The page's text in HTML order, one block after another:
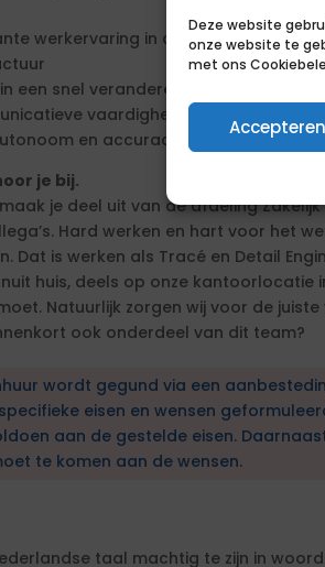
Deze website
onze website te
met ons
Accepteren
werkervaring in de energie-, civiele
een snel veranderende omgeving.
vaardigheden, bent sterk in
en accuraat.
je bij.
je deel uit van de afdeling Zakelijk
Hard werken en hart voor het
Dat is werken als Tracé en Detail
huis, deels op onze kantoorlocatie
Natuurlijk zorgen wij voor de
ook onderdeel van dit team?
wordt gegund via een
eisen en wensen
aan de gestelde eisen.
te komen aan de wensen.
taal machtig te zijn in